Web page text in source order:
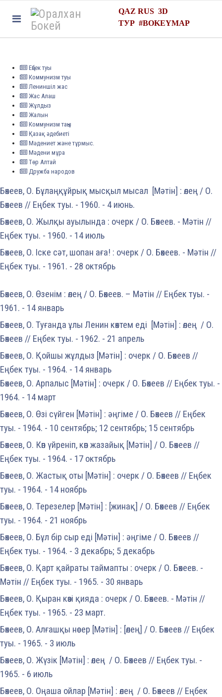
QAZ RUS 3D
ТУР #BOKEYMAP
Еңбек туы
Коммунизм туы
Лениншіл жас
Жас Алаш
Жұлдыз
Жалын
Коммунизм таңы
Қазақ әдебиеті
Мәдениет және тұрмыс.
Мәдени мұра
Төр Алтай
Дружба народов
Бөкеев, О. Бұлаңқұйрық мысқыл мысал [Мәтін] : өлең / О.
Бөкеев // Еңбек туы. - 1960. - 4 июнь.
Бөкеев, О. Жылқы ауылында : очерк / О. Бөкеев. - Мәтін //
Еңбек туы. - 1960. - 14 июль
Бөкеев, О. Іске сәт, шопан аға! : очерк / О. Бөкеев. - Мәтін //
Еңбек туы. - 1961. - 28 октябрь
Бөкеев, О. Өзенім : өлең / О. Бөкеев. – Мәтін // Еңбек туы. -
1961. - 14 январь
Бөкеев, О. Туғанда ұлы Ленин көктем еді [Мәтін] : өлең / О.
Бөкеев // Еңбек туы. - 1962. - 21 апрель
Бөкеев, О. Қойшы жұлдыз [Мәтін] : очерк / О. Бөкеев //
Еңбек туы. - 1964. - 14 январь
Бөкеев, О. Арпалыс [Мәтін] : очерк / О. Бөкеев // Еңбек туы. -
1964. - 14 март
Бөкеев, О. Өзі сүйген [Мәтін] : әңгіме / О. Бөкеев // Еңбек
туы. - 1964. - 10 сентябрь; 12 сентябрь; 15 сентябрь
Бөкеев, О. Көп үйреніп, көп жазайық [Мәтін] / О. Бөкеев //
Еңбек туы. - 1964. - 17 октябрь
Бөкеев, О. Жастық оты [Мәтін] : очерк / О. Бөкеев // Еңбек
туы. - 1964. - 14 ноябрь
Бөкеев, О. Терезелер [Мәтін] : [жинақ] / О. Бөкеев // Еңбек
туы. - 1964. - 21 ноябрь
Бөкеев, О. Бұл бір сыр еді [Мәтін] : әңгіме / О. Бөкеев //
Еңбек туы. - 1964. - 3 декабрь; 5 декабрь
Бөкеев, О. Қарт қайраты таймапты : очерк / О. Бөкеев. -
Мәтін // Еңбек туы. - 1965. - 30 январь
Бөкеев, О. Қыран көзі қияда : очерк / О. Бөкеев. - Мәтін //
Еңбек туы. - 1965. - 23 март.
Бөкеев, О. Алғашқы нөсер [Мәтін] : [өлең] / О. Бөкеев // Еңбек
туы. - 1965. - 3 июль
Бөкеев, О. Жүзік [Мәтін] : өлең / О. Бөкеев // Еңбек туы. -
1965. - 6 июль
Бөкеев, О. Оңаша ойлар [Мәтін] : өлең / О. Бөкеев // Еңбек